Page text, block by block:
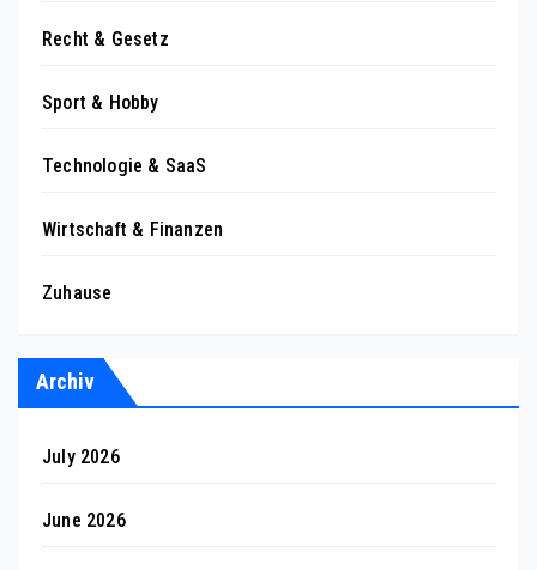
Recht & Gesetz
Sport & Hobby
Technologie & SaaS
Wirtschaft & Finanzen
Zuhause
Archiv
July 2026
June 2026